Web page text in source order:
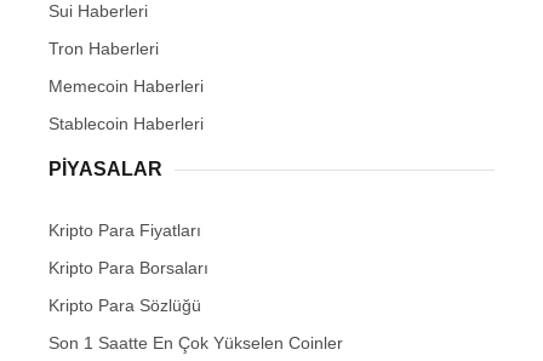
Sui Haberleri
Tron Haberleri
Memecoin Haberleri
Stablecoin Haberleri
PIYASALAR
Kripto Para Fiyatları
Kripto Para Borsaları
Kripto Para Sözlüğü
Son 1 Saatte En Çok Yükselen Coinler